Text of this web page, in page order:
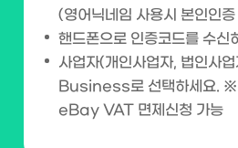
(영어닉네임 사용시 본인인증
핸드폰으로 인증코드를 수신
사업자(개인사업자, 법인사
Business로 선택하세요.
eBay VAT 면제신청 가능